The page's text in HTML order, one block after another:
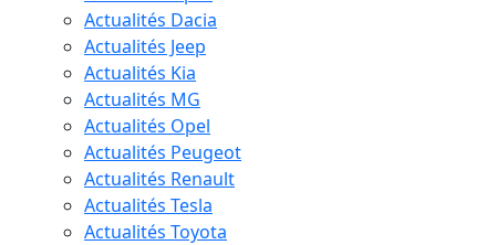
Actualités Dacia
Actualités Jeep
Actualités Kia
Actualités MG
Actualités Opel
Actualités Peugeot
Actualités Renault
Actualités Tesla
Actualités Toyota